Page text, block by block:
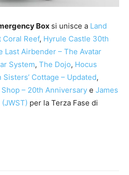
Box si unisce a Land
Coral Reef, Hyrule Castle 30th
Last Airbender – The Avatar
System, The Dojo, Hocus
Cottage – Updated,
– 20th Anniversary e James
per la Terza Fase di